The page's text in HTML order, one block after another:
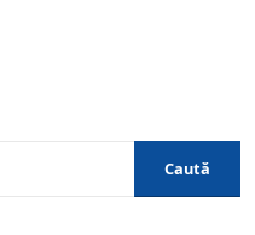
Caută